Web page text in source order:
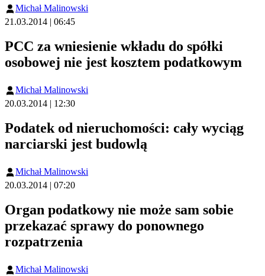
Michał Malinowski
21.03.2014 | 06:45
PCC za wniesienie wkładu do spółki
osobowej nie jest kosztem podatkowym
Michał Malinowski
20.03.2014 | 12:30
Podatek od nieruchomości: cały wyciąg
narciarski jest budowlą
Michał Malinowski
20.03.2014 | 07:20
Organ podatkowy nie może sam sobie
przekazać sprawy do ponownego
rozpatrzenia
Michał Malinowski